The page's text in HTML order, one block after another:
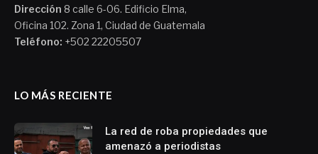
Dirección 8 calle 6-06. Edificio Elma,
Oficina 102. Zona 1, Ciudad de Guatemala
Teléfono: +502 22205507
LO MÁS RECIENTE
La red de roba propiedades que
amenazó a periodistas